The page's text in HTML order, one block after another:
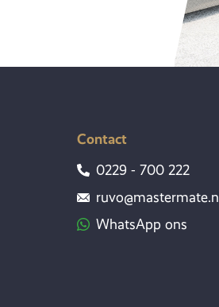
Contact
0229 - 700 222
ruvo@mastermate.nl
WhatsApp ons